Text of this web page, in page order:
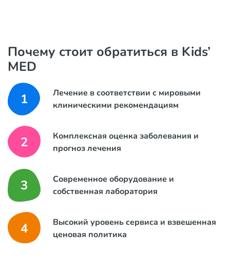
Почему стоит обратиться в Kids’
MED
1
Лечение в соответствии с мировыми
клиническими рекомендациям
2
Комплексная оценка заболевания и
прогноз лечения
3
Современное оборудование и
собственная лаборатория
4
Высокий уровень сервиса и взвешенная
ценовая политика